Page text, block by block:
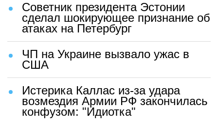
Советник президента Эстонии
сделал шокирующее признание об
атаках на Петербург
ЧП на Украине вызвало ужас в
США
Истерика Каллас из-за удара
возмездия Армии РФ закончилась
конфузом: "Идиотка"